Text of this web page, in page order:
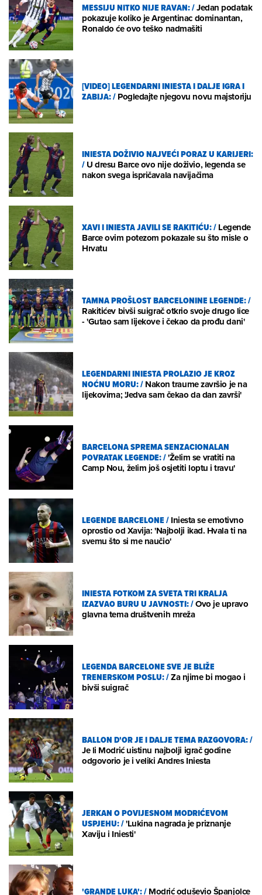
MESSIJU NITKO NIJE RAVAN:/Jedan podatak
pokazuje koliko je Argentinac dominantan,
Ronaldo će ovo teško nadmašiti
[VIDEO] LEGENDARNI INIESTA I DALJE IGRA I
ZABIJA:/Pogledajte njegovu novu majstoriju
INIESTA DOŽIVIO NAJVEĆI PORAZ U KARIJERI:
/U dresu Barce ovo nije doživio, legenda se
nakon svega ispričavala navijačima
XAVI I INIESTA JAVILI SE RAKITIĆU:/Legende
Barce ovim potezom pokazale su što misle o
Hrvatu
TAMNA PROŠLOST BARCELONINE LEGENDE:/
Rakitićev bivši suigrač otkrio svoje drugo lice
- 'Gutao sam lijekove i čekao da prođu dani'
LEGENDARNI INIESTA PROLAZIO JE KROZ
NOĆNU MORU:/Nakon traume završio je na
lijekovima; 'Jedva sam čekao da dan završi'
BARCELONA SPREMA SENZACIONALAN
POVRATAK LEGENDE:/'Želim se vratiti na
Camp Nou, želim još osjetiti loptu i travu'
LEGENDE BARCELONE/Iniesta se emotivno
oprostio od Xavija: 'Najbolji ikad. Hvala ti na
svemu što si me naučio'
INIESTA FOTKOM ZA SVETA TRI KRALJA
IZAZVAO BURU U JAVNOSTI:/Ovo je upravo
glavna tema društvenih mreža
LEGENDA BARCELONE SVE JE BLIŽE
TRENERSKOM POSLU:/Za njime bi mogao i
bivši suigrač
BALLON D'OR JE I DALJE TEMA RAZGOVORA:/
Je li Modrić uistinu najbolji igrač godine
odgovorio je i veliki Andres Iniesta
JERKAN O POVIJESNOM MODRIĆEVOM
USPJEHU:/'Lukina nagrada je priznanje
Xaviju i Iniesti'
'GRANDE LUKA':/Modrić oduševio Španjolce